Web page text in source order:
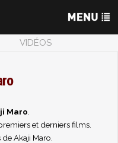
VIDÉOS
Maro
et derniers films.
Akaji Maro.